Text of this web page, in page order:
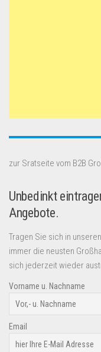
zur Sratseite vom B2B
Unbedinkt
Angebote.
Tragen Sie sich in
immer die neusten
sich jederzeit wieder
Vorname u. Nachname
Email